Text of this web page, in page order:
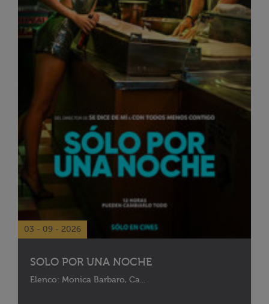
03 - 09 - 2026
SOLO POR UNA NOCHE
Elenco: Monica Barbaro, Ca...